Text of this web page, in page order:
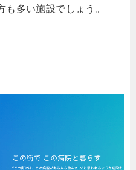
多い施設でしょう。